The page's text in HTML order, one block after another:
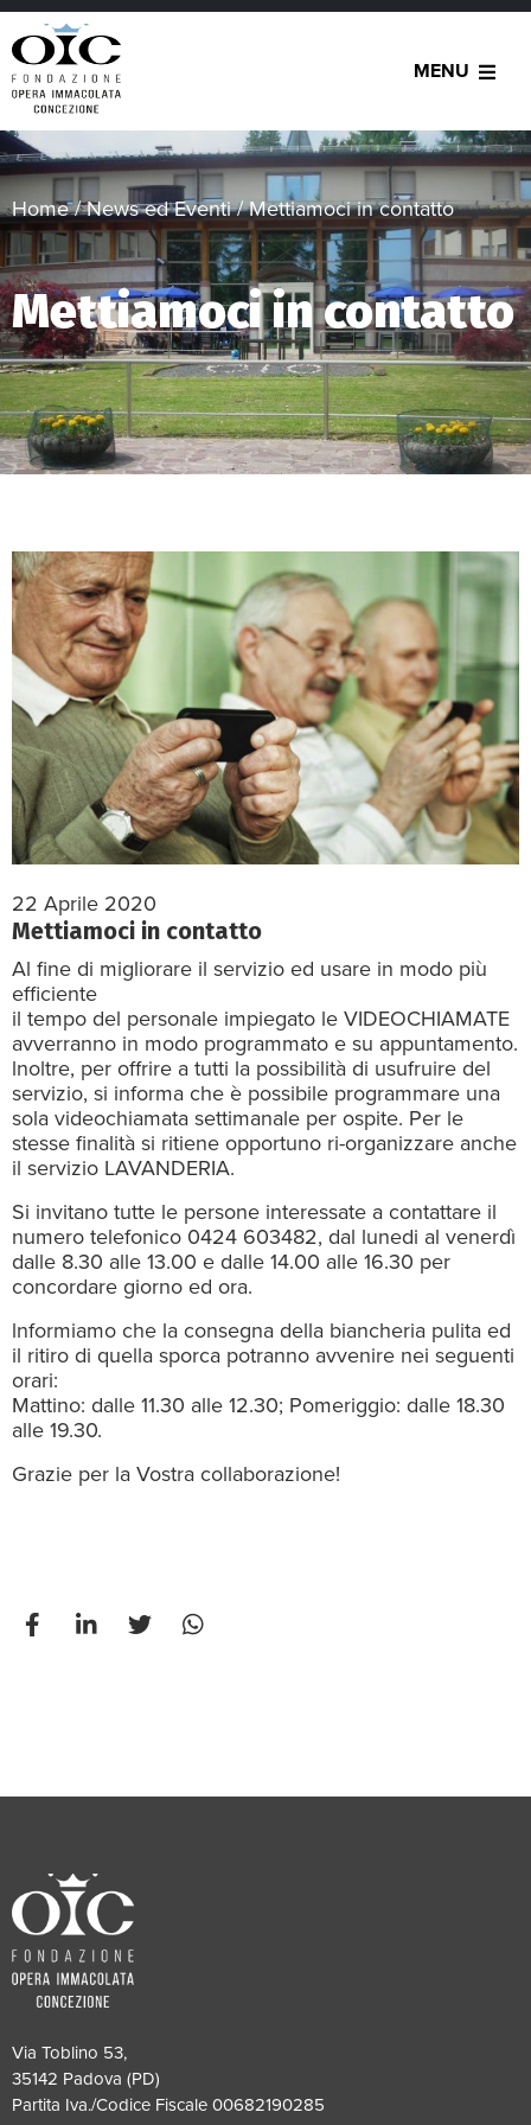
MENU
Home/News ed Eventi/Mettiamoci in contatto
Mettiamoci in contatto
22 Aprile 2020
Mettiamoci in contatto
Al fine di migliorare il servizio ed usare in modo più
efficiente
il tempo del personale impiegato le VIDEOCHIAMATE
avverranno in modo programmato e su appuntamento.
lnoltre, per offrire a tutti la possibilità di usufruire del
servizio, si informa che è possibile programmare una
sola videochiamata settimanale per ospite. Per le
stesse finalità si ritiene opportuno ri-organizzare anche
il servizio LAVANDERIA.
Si invitano tutte le persone interessate a contattare il
numero telefonico 0424 603482, dal lunedi al venerdì
dalle 8.30 alle 13.00 e dalle 14.00 alle 16.30 per
concordare giorno ed ora.
lnformiamo che la consegna della biancheria pulita ed
il ritiro di quella sporca potranno avvenire nei seguenti
orari:
Mattino: dalle 11.30 alle 12.30; Pomeriggio: dalle 18.30
alle 19.30.
Grazie per la Vostra collaborazione!
Via Toblino 53,
35142 Padova (PD)
Partita Iva./Codice Fiscale 00682190285